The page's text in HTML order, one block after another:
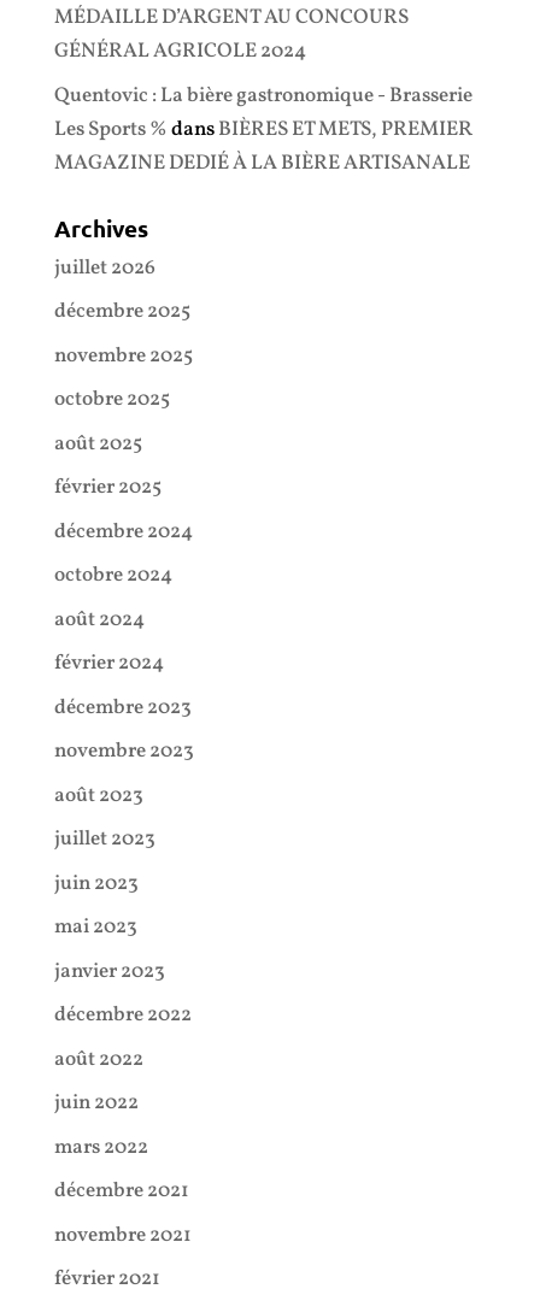
MÉDAILLE D’ARGENT AU CONCOURS
GÉNÉRAL AGRICOLE 2024
Quentovic : La bière gastronomique - Brasserie
Les Sports % dansBIÈRES ET METS, PREMIER
MAGAZINE DEDIÉ À LA BIÈRE ARTISANALE
Archives
juillet 2026
décembre 2025
novembre 2025
octobre 2025
août 2025
février 2025
décembre 2024
octobre 2024
août 2024
février 2024
décembre 2023
novembre 2023
août 2023
juillet 2023
juin 2023
mai 2023
janvier 2023
décembre 2022
août 2022
juin 2022
mars 2022
décembre 2021
novembre 2021
février 2021